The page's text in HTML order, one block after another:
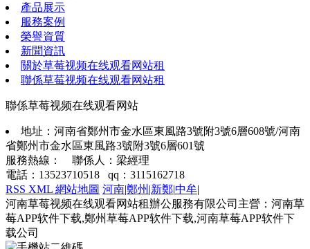
產品展示
服務案例
榮譽資質
新聞資訊
關於草莓视频在线观看网站租
聯係草莓视频在线观看网站租
聯係草莓视频在线观看网站
地址：河南省鄭州市金水區東風路3號附3號6層608號/河南
省鄭州市金水區東風路3號附3號6層601號
服務熱線： 聯係人：梁經理
電話：13523710518 qq：3115162718
RSS XML 網站地圖 河南|鄭州 |新鄭|中牟|
河南草莓视频在线观看网站租辦公服務有限公司主營：河南草
莓APP软件下载,鄭州草莓APP软件下载,河南草莓APP软件下
载公司